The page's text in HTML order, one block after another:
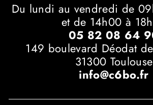
Du lundi au vendredi de
et de 14h00 à
05 82 08 64
149 boulevard Déodat
31300 Toulouse
info@c6bo.fr